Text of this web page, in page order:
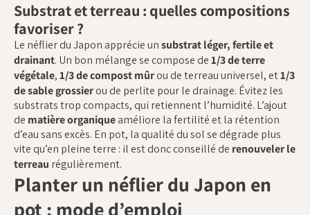
Substrat et terreau : quelles compositions
favoriser ?
Le néflier du Japon apprécie unsubstrat léger, fertile et
drainant. Un bon mélange se compose de1/3 de terre
végétale,1/3 de compost mûrou de terreau universel, et1/3
de sable grossierou de perlite pour le drainage. Évitez les
substrats trop compacts, qui retiennent l’humidité. L’ajout
de matière organiqueaméliore la fertilité et la rétention
d’eau sans excès. En pot, la qualité du sol se dégrade plus
vite qu’en pleine terre : il est donc conseillé de renouveler le
terreau régulièrement.
Planter un néflier du Japon en
pot : mode d’emploi